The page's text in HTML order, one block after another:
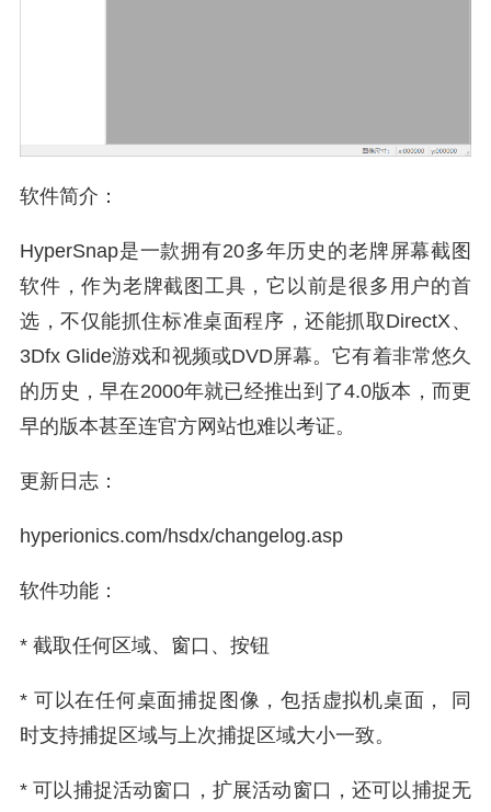
软件简介：
HyperSnap是一款拥有20多年历史的老牌屏幕截图
软件，作为老牌截图工具，它以前是很多用户的首
选，不仅能抓住标准桌面程序，还能抓取DirectX、
3Dfx Glide游戏和视频或DVD屏幕。它有着非常悠久
的历史，早在2000年就已经推出到了4.0版本，而更
早的版本甚至连官方网站也难以考证。
更新日志：
hyperionics.com/hsdx/changelog.asp
软件功能：
* 截取任何区域、窗口、按钮
* 可以在任何桌面捕捉图像，包括虚拟机桌面， 同
时支持捕捉区域与上次捕捉区域大小一致。
* 可以捕捉活动窗口，扩展活动窗口，还可以捕捉无